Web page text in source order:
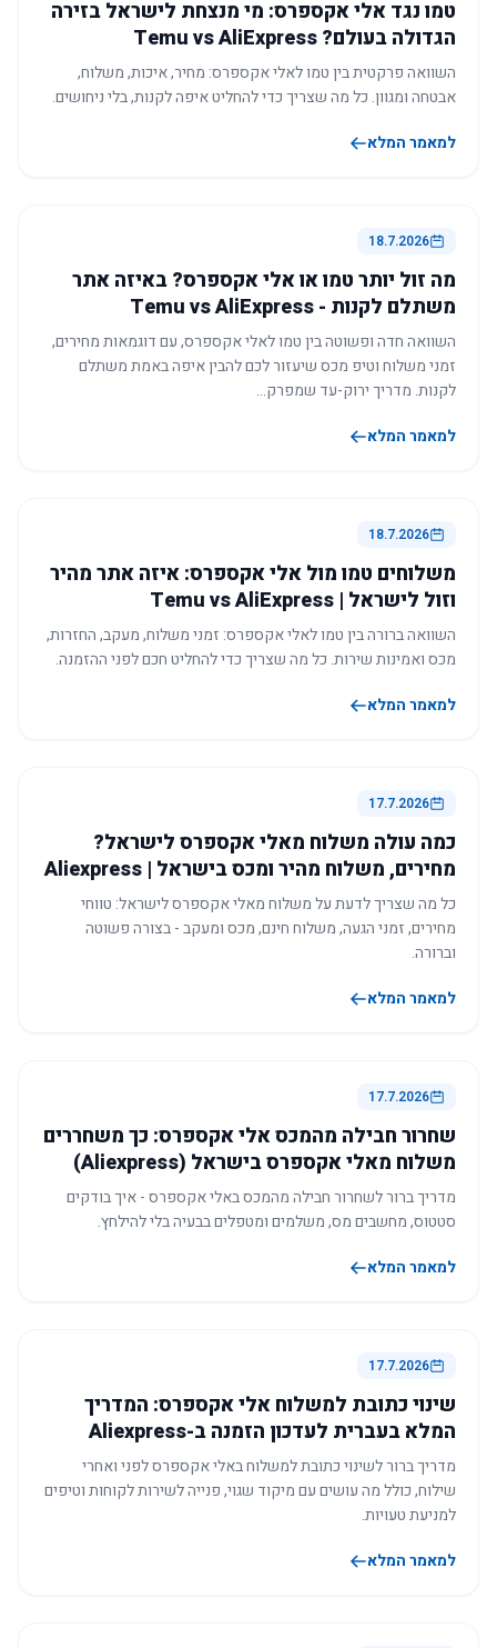
טמו נגד אלי אקספרס: מי מנצחת לישראל בזירה
הגדולה בעולם? Temu vs AliExpress
השוואה פרקטית בין טמו לאלי אקספרס: מחיר, איכות, משלוח,
אבטחה ומגוון. כל מה שצריך כדי להחליט איפה לקנות, בלי ניחושים.
למאמר המלא
18.7.2026
מה זול יותר טמו או אלי אקספרס? באיזה אתר
משתלם לקנות - Temu vs AliExpress
השוואה חדה ופשוטה בין טמו לאלי אקספרס, עם דוגמאות מחירים,
זמני משלוח וטיפ מכס שיעזור לכם להבין איפה באמת משתלם
לקנות. מדריך ירוק-עד שמפרק…
למאמר המלא
18.7.2026
משלוחים טמו מול אלי אקספרס: איזה אתר מהיר
וזול לישראל | Temu vs AliExpress
השוואה ברורה בין טמו לאלי אקספרס: זמני משלוח, מעקב, החזרות,
מכס ואמינות שירות. כל מה שצריך כדי להחליט חכם לפני ההזמנה.
למאמר המלא
17.7.2026
כמה עולה משלוח מאלי אקספרס לישראל?
מחירים, משלוח מהיר ומכס בישראל | Aliexpress
כל מה שצריך לדעת על משלוח מאלי אקספרס לישראל: טווחי
מחירים, זמני הגעה, משלוח חינם, מכס ומעקב - בצורה פשוטה
וברורה.
למאמר המלא
17.7.2026
שחרור חבילה מהמכס אלי אקספרס: כך משחררים
משלוח מאלי אקספרס בישראל (Aliexpress)
מדריך ברור לשחרור חבילה מהמכס באלי אקספרס - איך בודקים
סטטוס, מחשבים מס, משלמים ומטפלים בבעיה בלי להילחץ.
למאמר המלא
17.7.2026
שינוי כתובת למשלוח אלי אקספרס: המדריך
המלא בעברית לעדכון הזמנה ב-Aliexpress
מדריך ברור לשינוי כתובת למשלוח באלי אקספרס לפני ואחרי
שילוח, כולל מה עושים עם מיקוד שגוי, פנייה לשירות לקוחות וטיפים
למניעת טעויות.
למאמר המלא